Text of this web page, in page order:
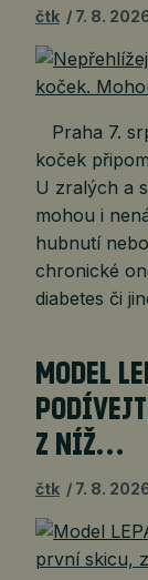
čtk 7. 8.
Praha 7.
koček
U zralých a
mohou i
hubnutí
chronické
diabetes či
MODEL
Z NÍŽ…
čtk 7. 8.